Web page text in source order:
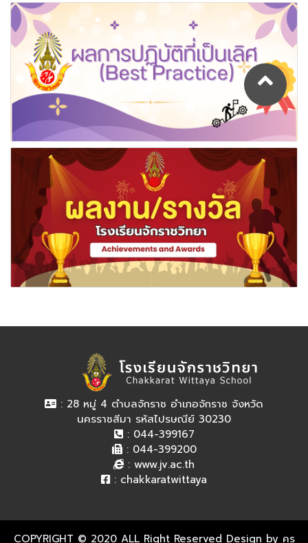
: 28 หมู่ 4 ตำบลจักราช อำเภอจักราช จังหวัด
นครราชสีมา รหัสไปรษณีย์ 30230
: 044-399167
: 044-399200
: www.jv.ac.th
: chakkaratwittaya
COPYRIGHT © 2020 ALL Right Reserved Design by ครู